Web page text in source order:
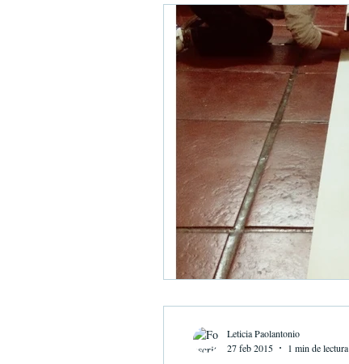
Leticia Paolantonio
27 feb 2015
1 min de lectura